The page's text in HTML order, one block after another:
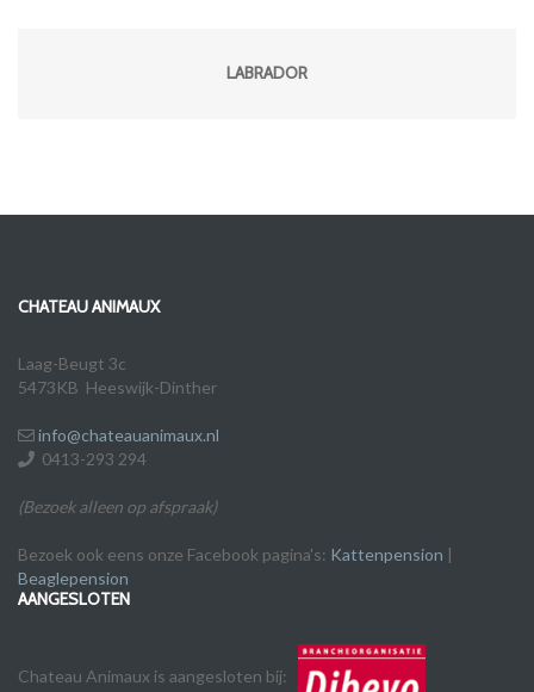
LABRADOR
CHATEAU ANIMAUX
Laag-Beugt 3c
5473KB Heeswijk-Dinther
info@chateauanimaux.nl
0413-293 294
(Bezoek alleen op afspraak)
Bezoek ook eens onze Facebook pagina's: Kattenpension |
Beaglepension
AANGESLOTEN
Chateau Animaux is aangesloten bij: